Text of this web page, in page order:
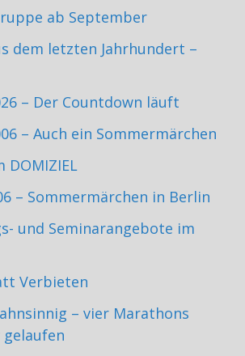
ab September
dem letzten Jahrhundert –
– Der Countdown läuft
– Auch ein Sommermärchen
DOMIZIEL
– Sommermärchen in Berlin
und Seminarangebote im
Verbieten
– vier Marathons